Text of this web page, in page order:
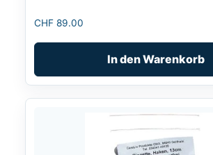
CHF 89.00
In den Warenkorb